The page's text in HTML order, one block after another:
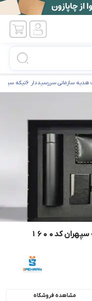
مشاهده فروشگاه